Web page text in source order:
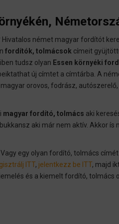
német magyar fordítót
fordítók, tolmácsok címeit
tudsz olyan Essen környéki
új címtet a címtárba. A
orovos, fodrász,
magyar fordító, tolmács aki
aki már nem aktív. Akkor ís
egy olyan fordító, tolmács
ITT, jelentkezz be ITT, majd
és a kiemelt fordító, tolmács